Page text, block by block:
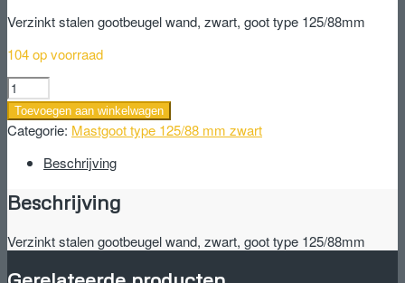
Verzinkt stalen gootbeugel wand, zwart, goot type 125/88mm
104 op voorraad
Verzinkt
stalen
gootbeugel
wand,
zwart,
type
aantal
Toevoegen aan winkelwagen
Categorie: Mastgoot type 125/88 mm zwart
Beschrijving
Beschrijving
Verzinkt stalen gootbeugel wand, zwart, goot type 125/88mm